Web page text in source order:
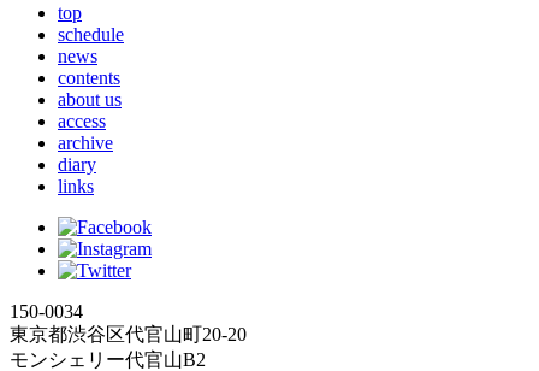
top
schedule
news
contents
about us
access
archive
diary
links
150-0034
東京都渋谷区代官山町20-20
モンシェリー代官山B2